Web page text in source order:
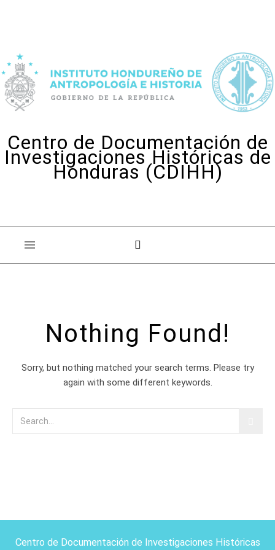
Centro de Documentación de
Investigaciones Históricas de
Honduras (CDIHH)
Nothing Found!
Sorry, but nothing matched your search terms. Please try
again with some different keywords.
Centro de Documentación de Investigaciones Históricas